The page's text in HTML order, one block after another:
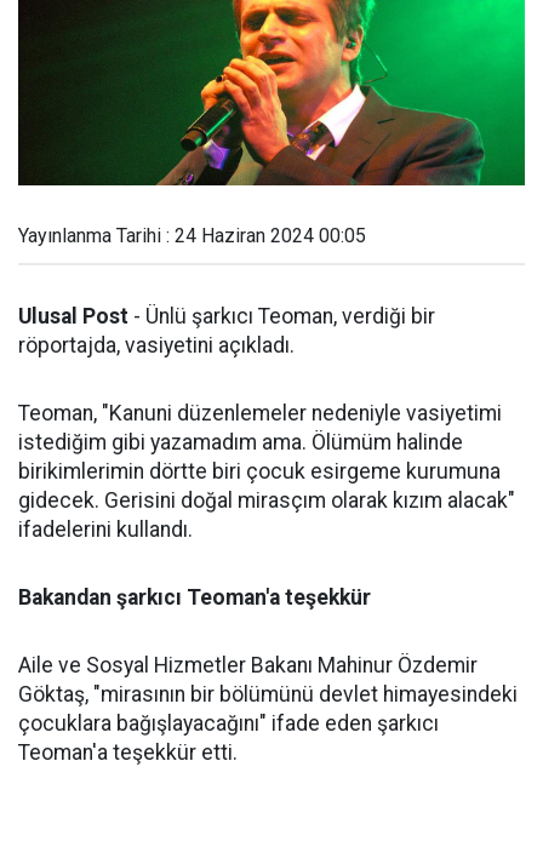
Yayınlanma Tarihi : 24 Haziran 2024 00:05
Ulusal Post - Ünlü şarkıcı Teoman, verdiği bir
röportajda, vasiyetini açıkladı.
Teoman, "Kanuni düzenlemeler nedeniyle vasiyetimi
istediğim gibi yazamadım ama. Ölümüm halinde
birikimlerimin dörtte biri çocuk esirgeme kurumuna
gidecek. Gerisini doğal mirasçım olarak kızım alacak"
ifadelerini kullandı.
Bakandan şarkıcı Teoman'a teşekkür
Aile ve Sosyal Hizmetler Bakanı Mahinur Özdemir
Göktaş, "mirasının bir bölümünü devlet himayesindeki
çocuklara bağışlayacağını" ifade eden şarkıcı
Teoman'a teşekkür etti.